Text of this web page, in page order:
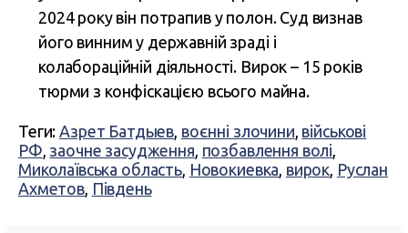
2024 року він потрапив у полон. Суд визнав
його винним у державній зраді і
колабораційній діяльності. Вирок – 15 років
тюрми з конфіскацією всього майна.
Теги:Азрет Батдыев, воєнні злочини, військові
РФ, заочне засудження, позбавлення волі,
Миколаївська область, Новокиевка, вирок, Руслан
Ахметов, Південь